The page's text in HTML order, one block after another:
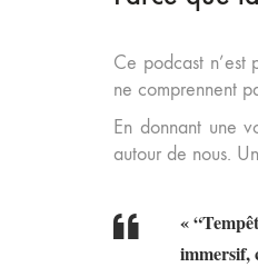
Ce podcast n’est
ne comprennent
En donnant une
autour de nous.
«
immersif,